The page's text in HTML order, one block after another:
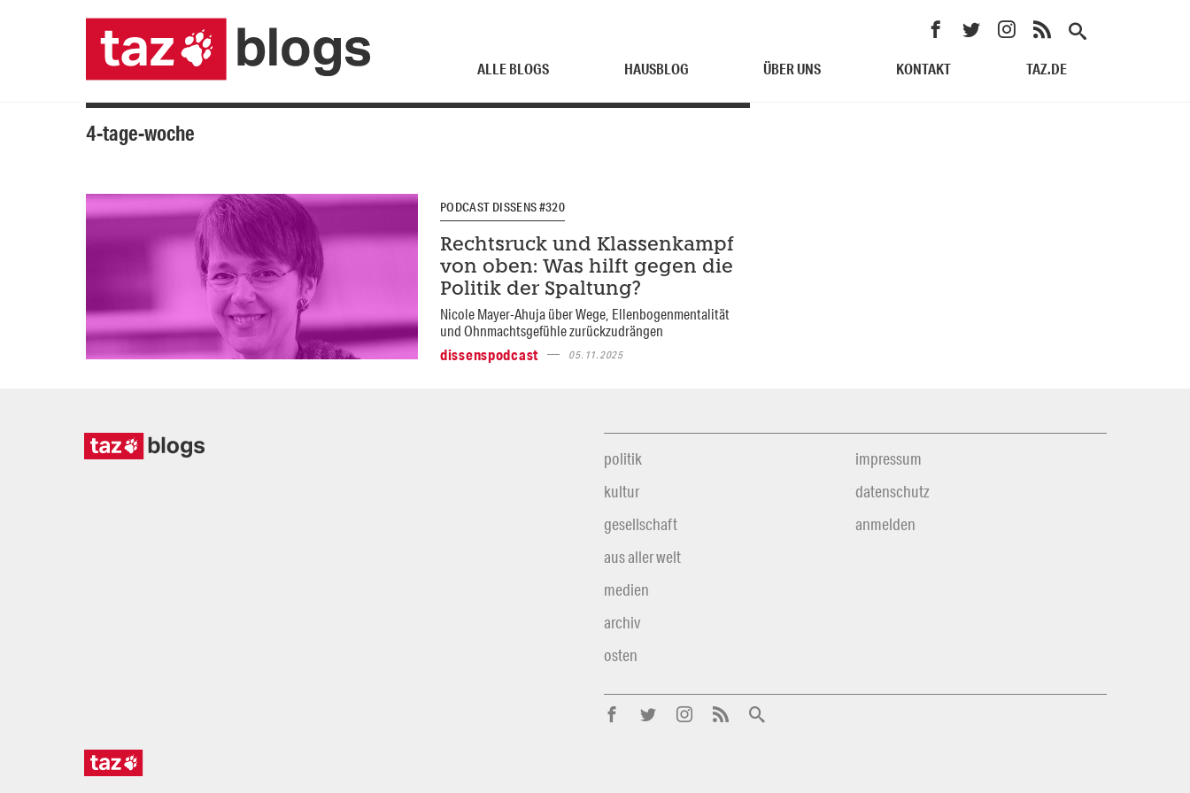
ALLE BLOGS HAUSBLOG ÜBER UNS KONTAKT TAZ.DE
4-tage-woche
PODCAST DISSENS #320
Rechtsruck und Klassenkampf
von oben: Was hilft gegen die
Politik der Spaltung?
Nicole Mayer-Ahuja über Wege, Ellenbogenmentalität
und Ohnmachtsgefühle zurückzudrängen
dissenspodcast
05.11.2025
politik
kultur
gesellschaft
aus aller welt
medien
archiv
osten
impressum
datenschutz
anmelden